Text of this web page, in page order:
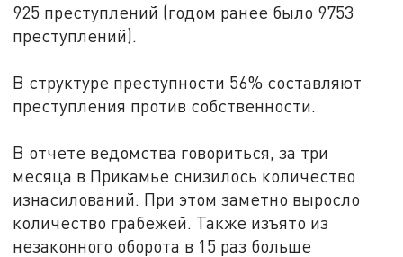
925 преступлений (годом ранее было 9753
преступлений).
В структуре преступности 56% составляют
преступления против собственности.
В отчете ведомства говориться, за три
месяца в Прикамье снизилось количество
изнасилований. При этом заметно выросло
количество грабежей. Также изъято из
незаконного оборота в 15 раз больше